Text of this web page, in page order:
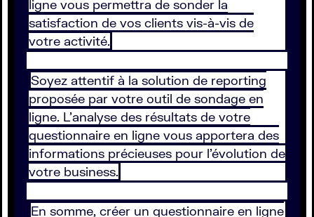
ligne vous permettra de sonder la
satisfaction de vos clients vis-à-vis de
votre activité.
Soyez attentif à la solution de reporting
proposée par votre outil de sondage en
ligne. L’analyse des résultats de votre
questionnaire en ligne vous apportera des
informations précieuses pour l’évolution de
votre business.
En somme, créer un questionnaire en ligne